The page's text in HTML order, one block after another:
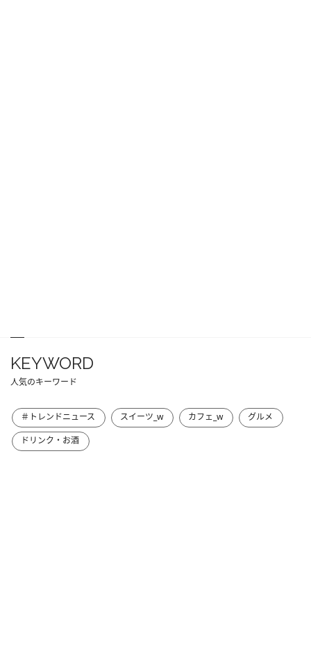
KEYWORD
人気のキーワード
＃トレンドニュース スイーツ_w カフェ_w
グルメ
ドリンク・お酒